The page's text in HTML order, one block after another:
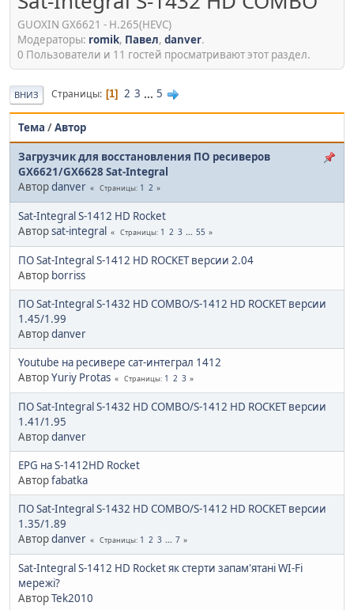
GUOXIN GX6621 - H.265(HEVC)
Модераторы: romik, Павел, danver.
0 Пользователи и 11 гостей просматривают этот раздел.
ВНИЗ Страницы 1 2 3 ... 5
Тема /Автор
Загрузчик для восстановления ПО ресиверов
GX6621/GX6628 Sat-Integral
Авторdanver Страницы 1 2
Sat-Integral S-1412 HD Rocket
Авторsat-integral Страницы 1 2 3 ... 55
ПО Sat-Integral S-1412 HD ROCKET версии 2.04
Автор borriss
ПО Sat-Integral S-1432 HD COMBO/S-1412 HD ROCKET версии
1.45/1.99
Авторdanver
Youtube на ресивере сат-интеграл 1412
АвторYuriy Protas Страницы 1 2 3
ПО Sat-Integral S-1432 HD COMBO/S-1412 HD ROCKET версии
1.41/1.95
Авторdanver
EPG на S-1412HD Rocket
Авторfabatka
ПО Sat-Integral S-1432 HD COMBO/S-1412 HD ROCKET версии
1.35/1.89
Авторdanver Страницы 1 2 3 ... 7
Sat-Integral S-1412 HD Rocket як стерти запам'ятані WI-Fi
мережі?
АвторTek2010